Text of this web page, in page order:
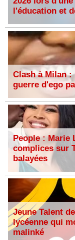
l'éducation et
Clash à Milan :
guerre d'ego
People : Marie
complices sur
balayées
Jeune Talent
lycéenne qui
malinké